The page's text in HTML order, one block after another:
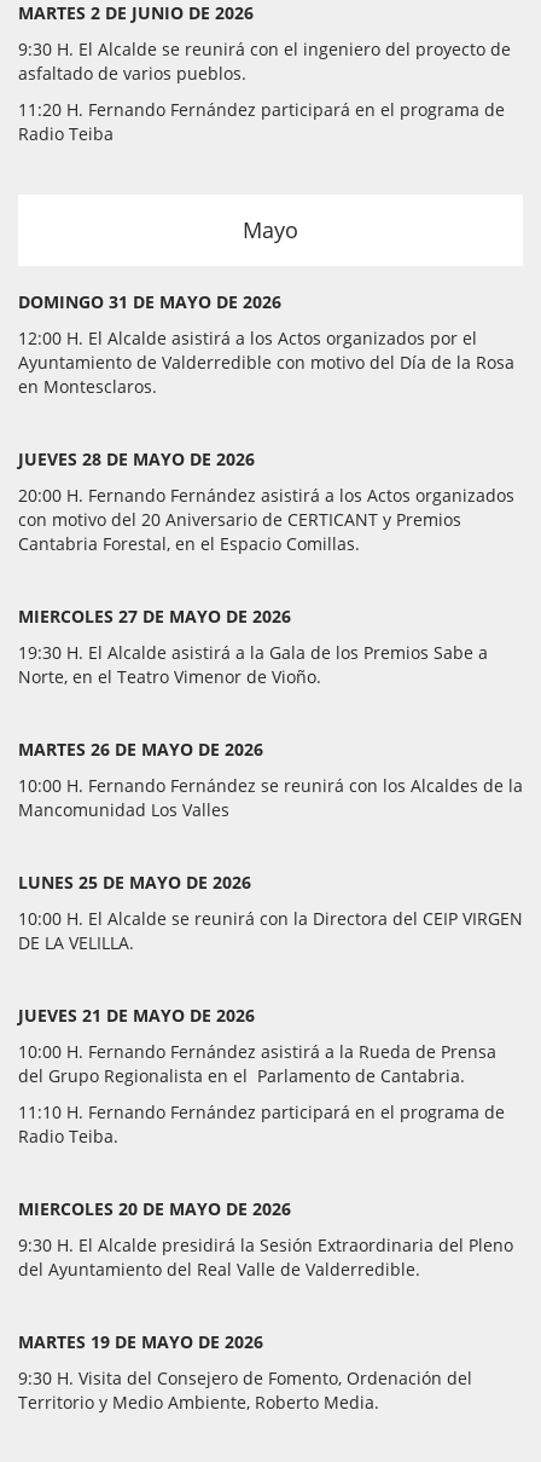
MARTES 2 DE JUNIO DE 2026
9:30 H. El Alcalde se reunirá con el ingeniero del proyecto de
asfaltado de varios pueblos.
11:20 H. Fernando Fernández participará en el programa de
Radio Teiba
Mayo
DOMINGO 31 DE MAYO DE 2026
12:00 H. El Alcalde asistirá a los Actos organizados por el
Ayuntamiento de Valderredible con motivo del Día de la Rosa
en Montesclaros.
JUEVES 28 DE MAYO DE 2026
20:00 H. Fernando Fernández asistirá a los Actos organizados
con motivo del 20 Aniversario de CERTICANT y Premios
Cantabria Forestal, en el Espacio Comillas.
MIERCOLES 27 DE MAYO DE 2026
19:30 H. El Alcalde asistirá a la Gala de los Premios Sabe a
Norte, en el Teatro Vimenor de Vioño.
MARTES 26 DE MAYO DE 2026
10:00 H. Fernando Fernández se reunirá con los Alcaldes de la
Mancomunidad Los Valles
LUNES 25 DE MAYO DE 2026
10:00 H. El Alcalde se reunirá con la Directora del CEIP VIRGEN
DE LA VELILLA.
JUEVES 21 DE MAYO DE 2026
10:00 H. Fernando Fernández asistirá a la Rueda de Prensa
del Grupo Regionalista en el Parlamento de Cantabria.
11:10 H. Fernando Fernández participará en el programa de
Radio Teiba.
MIERCOLES 20 DE MAYO DE 2026
9:30 H. El Alcalde presidirá la Sesión Extraordinaria del Pleno
del Ayuntamiento del Real Valle de Valderredible.
MARTES 19 DE MAYO DE 2026
9:30 H. Visita del Consejero de Fomento, Ordenación del
Territorio y Medio Ambiente, Roberto Media.